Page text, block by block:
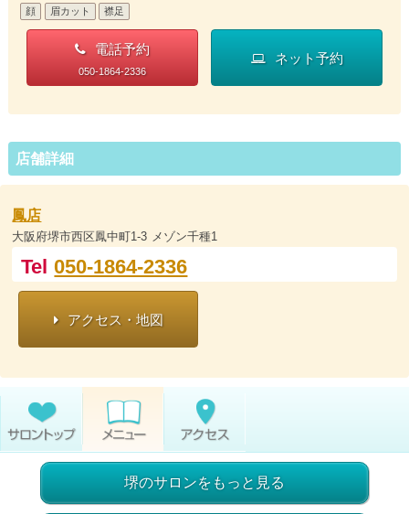
顔 眉カット 襟足
電話予約
050-1864-2336
ネット予約
店舗詳細
鳳店
大阪府堺市西区鳳中町1-3 メゾン千種1
Tel050-1864-2336
アクセス・地図
堺のサロンをもっと見る